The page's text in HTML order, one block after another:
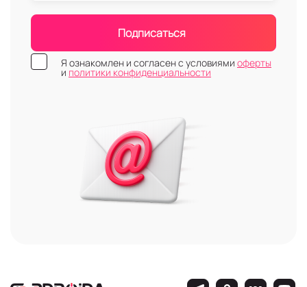
Подписаться
Я ознакомлен и согласен с условиями оферты
и политики конфиденциальности